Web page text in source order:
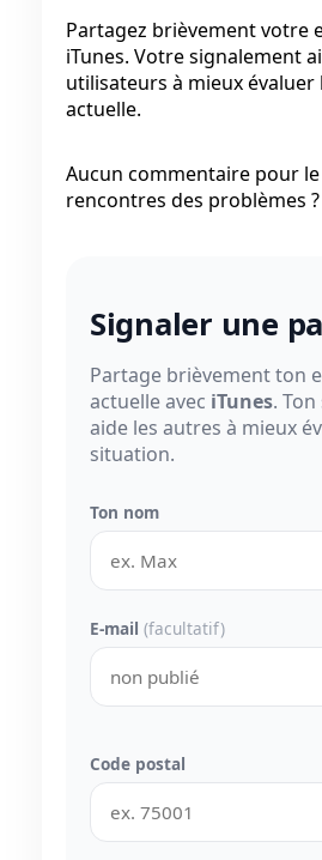
Partagez brièvement votre
iTunes. Votre signalement
utilisateurs à mieux évaluer
actuelle.
Aucun commentaire pour
rencontres des problèmes
Signaler une
Partage brièvement ton
actuelle avec iTunes.
aide les autres à mieux
situation.
Ton nom
E-mail (facultatif)
Code postal